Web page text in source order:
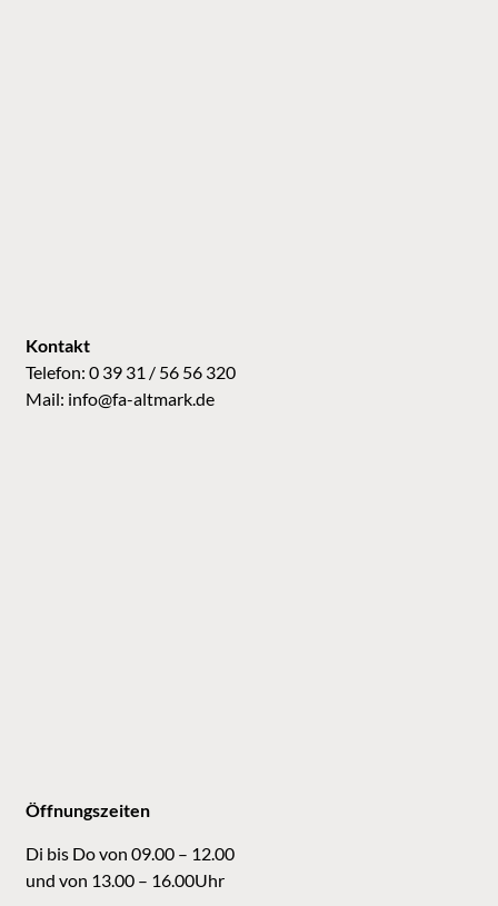
Öffnungszeiten
Di bis Do von 09.00 – 12.00
und von 13.00 – 16.00Uhr
Kontakt
Telefon: 0 39 31 / 56 56 320
Mail: info@fa-altmark.de